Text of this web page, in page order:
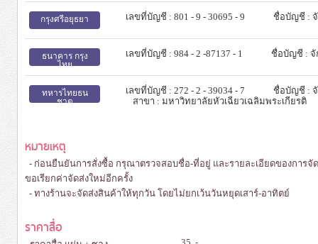
กรุงศรีอยุธยา เลขที่บัญชี : 801 - 9 - 30695 - 9 ชื่อบัญชี :
ธนาคาร กรุง
ไทย
เลขที่บัญชี : 984 - 2 -87137 - 1 ชื่อบัญชี : จั
ทหารไทยธน
ชาต
เลขที่บัญชี : 272 - 2 - 39034 - 7
ชื่อบัญชี :
สาขา : มหาวิทยาลัยหัวเฉียวเฉลิมพระเกียรติ
หมายเหตุ
- ก่อนยืนยันการสั่งซื้อ กรุณาตรวจสอบชื่อ-ที่อยู่ และรายละเอียดของการ
ขอเรียกค่าจัดส่งใหม่อีกครั้ง
- ทางร้านจะจัดส่งสินค้าให้ทุกวัน โดยไม่ยกเว้นวันหยุดเสาร์-อาทิตย์
ราคาสื่อ